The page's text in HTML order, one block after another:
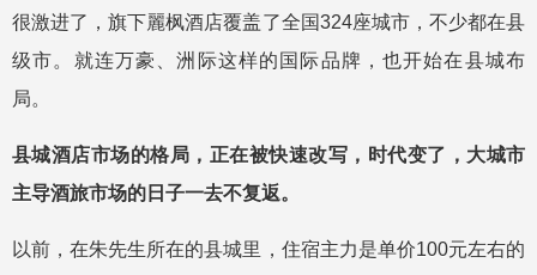
很激进了，旗下麗枫酒店覆盖了全国324座城市，不少都在县
级市。就连万豪、洲际这样的国际品牌，也开始在县城布
局。
县城酒店市场的格局，正在被快速改写，时代变了，大城市
主导酒旅市场的日子一去不复返。
以前，在朱先生所在的县城里，住宿主力是单价100元左右的